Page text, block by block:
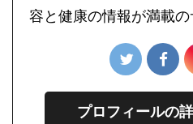
容と健康の情報が満載の
プロフィールの